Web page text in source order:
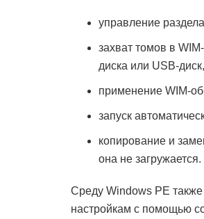
управление
захват томов в
диска или USB-диск,
применение WIM-
запуск
копирование и
она не загружается.
Среду Windows PE
настройкам с помощью